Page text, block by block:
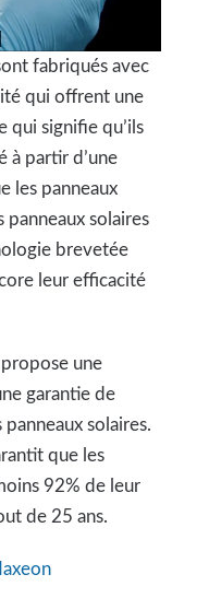
fabriqués avec
qui offrent une
qui signifie qu’ils
à partir d’une
les panneaux
panneaux solaires
brevetée
leur efficacité
une
garantie de
solaires.
que les
92% de leur
de 25 ans.